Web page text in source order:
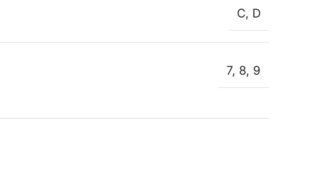
C, D
7, 8, 9